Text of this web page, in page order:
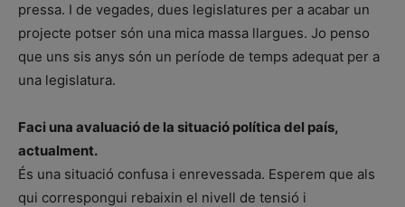
pressa. I de vegades, dues legislatures per a acabar un
projecte potser són una mica massa llargues. Jo penso
que uns sis anys són un període de temps adequat per a
una legislatura.
Faci una avaluació de la situació política del país,
actualment.
És una situació confusa i enrevessada. Esperem que als
qui correspongui rebaixin el nivell de tensió i